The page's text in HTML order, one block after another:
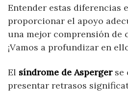
Entender estas diferencias
proporcionar el apoyo
una mejor comprensión de
¡Vamos a profundizar en
El síndrome de Aspergerse
presentar retrasos